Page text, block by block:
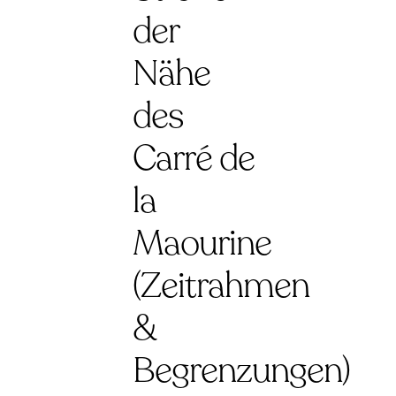
der
Nähe
des
Carré de
la
Maourine
(Zeitrahmen
&
Begrenzungen)